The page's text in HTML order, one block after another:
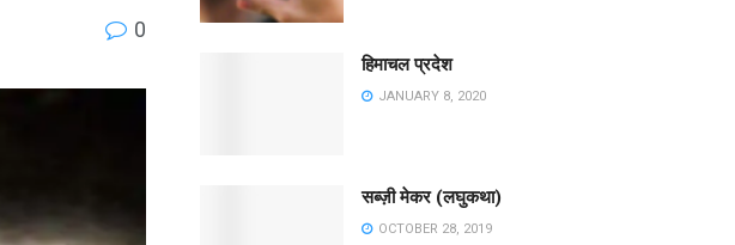
0
हिमाचल प्रदेश
JANUARY 8, 2020
सब्ज़ी मेकर (लघुकथा)
OCTOBER 28, 2019